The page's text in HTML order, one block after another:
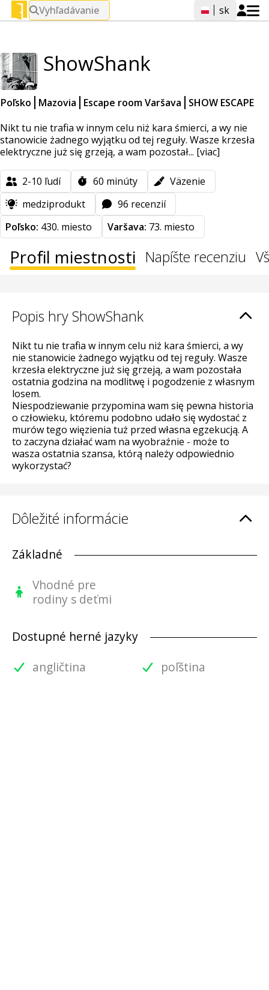
Vyhľadávanie sk
ShowShank
Poľsko Mazovia Escape room Varšava
SHOW ESCAPE
Nikt tu nie trafia w innym celu niż kara śmierci, a wy nie
stanowicie żadnego wyjątku od tej reguły. Wasze krzesła
elektryczne już się grzeją, a wam pozostał... [viac]
2-10 ľudí 60 minúty
Väzenie
medziprodukt
96 recenzií
Poľsko: 430. miesto Varšava: 73. miesto
Profil miestnosti Napíšte recenziu
Popis hry ShowShank
Nikt tu nie trafia w innym celu niż kara śmierci, a wy
nie stanowicie żadnego wyjątku od tej reguły. Wasze
krzesła elektryczne już się grzeją, a wam pozostała
ostatnia godzina na modlitwę i pogodzenie z własnym
losem.
Niespodziewanie przypomina wam się pewna historia
o człowieku, któremu podobno udało się wydostać z
murów tego więzienia tuż przed własna egzekucją. A
to zaczyna działać wam na wyobraźnie - może to
wasza ostatnia szansa, którą należy odpowiednio
wykorzystać?
Dôležité informácie
Základné
Vhodné pre
rodiny s deťmi
Dostupné herné jazyky
angličtina
poľština